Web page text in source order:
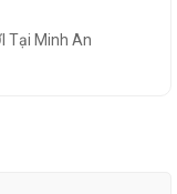
Tại Minh An